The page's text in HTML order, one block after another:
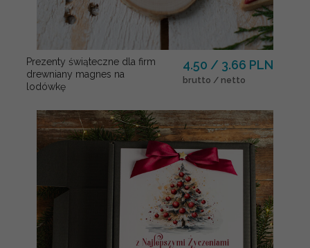
Prezenty świąteczne dla firm
drewniany magnes na
lodówkę
4.50 / 3.66 PLN
brutto / netto